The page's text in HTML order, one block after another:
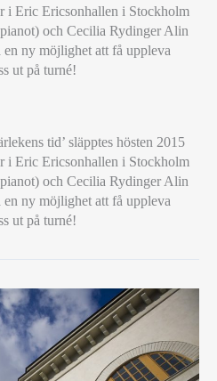
i Eric Ericsonhallen i Stockholm
och Cecilia Rydinger Alin
ny möjlighet att få uppleva
ut på turné!
tid’ släpptes hösten 2015
i Eric Ericsonhallen i Stockholm
och Cecilia Rydinger Alin
ny möjlighet att få uppleva
ut på turné!